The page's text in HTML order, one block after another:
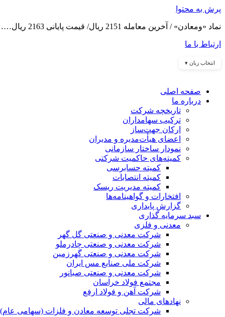
پرش به محتوا
نماد «ومعادن» / آخرین معامله 2151 ریال/ قیمت پایانی 2163 ریال……
ارتباط با ما
انتخاب زبان ▾
صفحه اصلی
درباره ما
تاریخچه شرکت
ترکیب سهامداران
ارکان جهت‌ساز
اعضای هیأت‌مدیره و مدیران
نمودار ساختار سازمانی
کمیته‌های حاکمیت شرکتی
کمیته حسابرسی
کمیته انتصابات
کمیته مدیریت ریسک
افتخارات و گواهینامه‌ها
گزارش پایداری
سبد سرمایه گذاری
معدنی و فلزی
شرکت معدنی و صنعتی گل گهر
شرکت معدنی و صنعتی چادرملو
شرکت معدنی و صنعتی گهرزمین
شرکت ملی صنایع مس ایران
شرکت معدنی و صنعتی صبانور
مجتمع فولاد خراسان
شرکت آهن و فولاد ارفع
نهادهای مالی
شرکت تجلی توسعه معادن و فلزات (سهامی عام)